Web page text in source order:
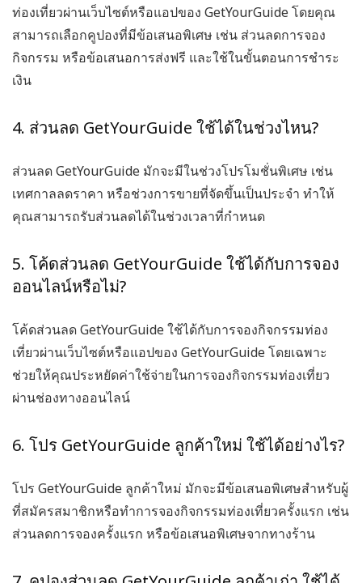
ท่องเที่ยวผ่านเว็บไซต์หรือแอปของ GetYourGuide โดยคุณ
สามารถเลือกคูปองที่มีข้อเสนอพิเศษ เช่น ส่วนลดการจอง
กิจกรรม หรือข้อเสนอการส่งฟรี และใช้ในขั้นตอนการชำระ
เงิน
4. ส่วนลด GetYourGuide ใช้ได้ในช่วงไหน?
ส่วนลด GetYourGuide มักจะมีในช่วงโปรโมชั่นพิเศษ เช่น
เทศกาลลดราคา หรือช่วงการขายที่จัดขึ้นเป็นประจำ ทำให้
คุณสามารถรับส่วนลดได้ในช่วงเวลาที่กำหนด
5. โค้ดส่วนลด GetYourGuide ใช้ได้กับการจอง
ออนไลน์หรือไม่?
โค้ดส่วนลด GetYourGuideใช้ได้กับการจองกิจกรรมท่อง
เที่ยวผ่านเว็บไซต์หรือแอปของ GetYourGuide โดยเฉพาะ
ช่วยให้คุณประหยัดค่าใช้จ่ายในการจองกิจกรรมท่องเที่ยว
ผ่านช่องทางออนไลน์
6. โปร GetYourGuide ลูกค้าใหม่ ใช้ได้อย่างไร?
โปร GetYourGuide ลูกค้าใหม่ มักจะมีข้อเสนอพิเศษสำหรับผู้
ที่สมัครสมาชิกหรือทำการจองกิจกรรมท่องเที่ยวครั้งแรก เช่น
ส่วนลดการจองครั้งแรก หรือข้อเสนอพิเศษจากทางร้าน